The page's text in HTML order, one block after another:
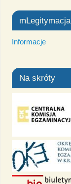
mLegitymacja
Informacje
Na skróty